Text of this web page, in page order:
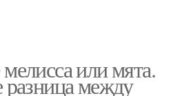
или мята.
между